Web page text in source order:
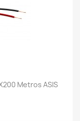
Metros ASIS